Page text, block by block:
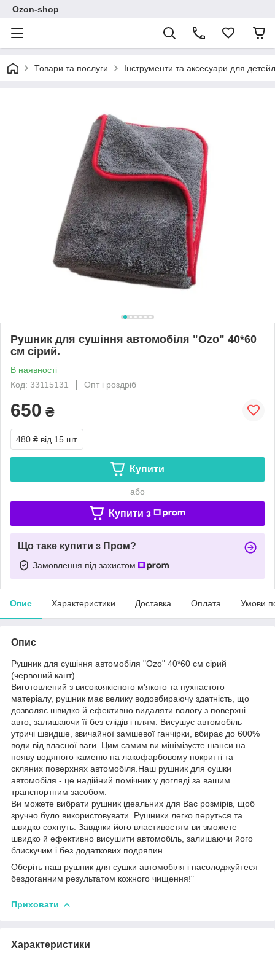
Ozon-shop
Товари та послуги Інструменти та аксесуари для
Рушник для сушіння автомобіля "Ozo" 40*60
cм сірий.
В наявності
Код: 33115131
Опт і роздріб
650 ₴
480 ₴ від 15 шт.
Купити
або
Купити з
Що таке купити з Пром?
Замовлення під захистом
Опис Характеристики Доставка Оплата Умови
Опис
Рушник для сушіння автомобіля "Ozo" 40*60 cм сірий
(червоний кант)
Виготовлений з високоякісного м'якого та пухнастого
матеріалу, рушник має велику водовбираючу здатність, що
дозволяє швидко й ефективно видаляти вологу з поверхні
авто, залишаючи її без слідів і плям. Висушує автомобіль
утричі швидше, звичайної замшевої ганчірки, вбирає до 600%
води від власної ваги. Цим самим ви мінімізуєте шанси на
появу водяного каменю на лакофарбовому покритті та
скляних поверхнях автомобіля.Наш рушник для сушки
автомобіля - це надійний помічник у догляді за вашим
транспортним засобом.
Ви можете вибрати рушник ідеальних для Вас розмірів, щоб
зручно було використовувати. Рушники легко перуться та
швидко сохнуть. Завдяки його властивостям ви зможете
швидко й ефективно висушити автомобіль, залишаючи його
блискучим і без додаткових подряпин.
Оберіть наш рушник для сушки автомобіля і насолоджуйтеся
бездоганним результатом кожного чищення!"
Приховати
Характеристики